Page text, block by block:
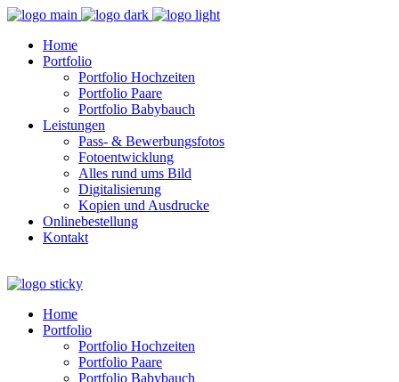
Home
Portfolio
Portfolio Hochzeiten
Portfolio Paare
Portfolio Babybauch
Leistungen
Pass- & Bewerbungsfotos
Fotoentwicklung
Alles rund ums Bild
Digitalisierung
Kopien und Ausdrucke
Onlinebestellung
Kontakt
Home
Portfolio
Portfolio Hochzeiten
Portfolio Paare
Portfolio Babybauch